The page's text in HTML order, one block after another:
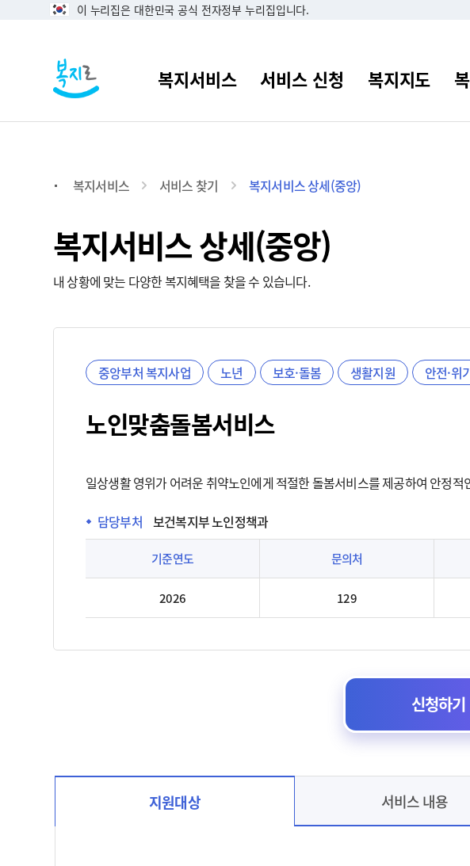
이 누리집은 대한민국 공식 전자정부 누리집입니다.
복지서비스 서비스 찾기 복지서비스 상세(중앙)
복지서비스 상세(중앙)
내 상황에 맞는 다양한 복지혜택을 찾을 수 있습니다.
중앙부처 복지사업 노년 보호·돌봄 생활지원 안전·위
노인맞춤돌봄서비스
일상생활 영위가 어려운 취약노인에게 적절한 돌봄서비스를 제공하여 안정
담당부처 보건복지부 노인정책과
기준연도
2026
문의처
129
신청하기
지원대상 서비스 내용